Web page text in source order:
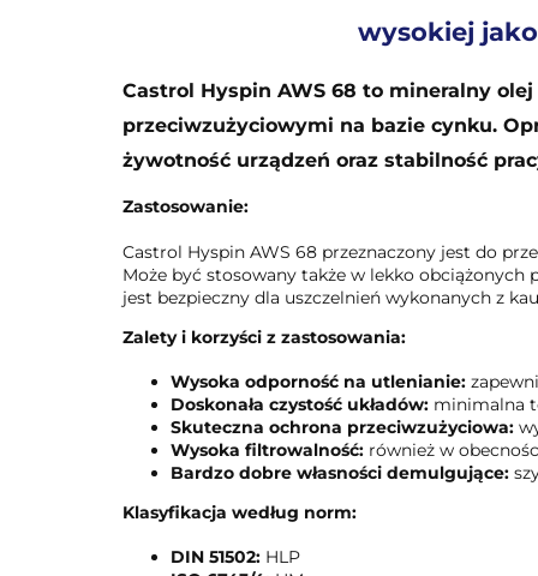
wysokiej
Castrol Hyspin AWS 68 to mineralny
przeciwzużyciowymi na bazie cynku.
żywotność urządzeń oraz stabilność
Zastosowanie:
Castrol Hyspin AWS 68 przeznaczony jest do
Może być stosowany także w lekko obciążonych
jest bezpieczny dla uszczelnień wykonanych z
Zalety i korzyści z zastosowania:
Wysoka odporność na utlenianie:
Doskonała czystość układów: minimalna
Skuteczna ochrona przeciwzużyciowa:
Wysoka filtrowalność: również w
Bardzo dobre własności demulgujące:
Klasyfikacja według norm:
DIN 51502: HLP